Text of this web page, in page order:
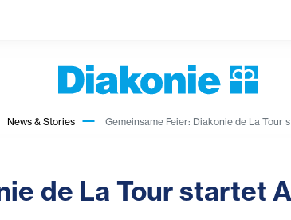
News & Stories Gemeinsame Feier: Diakonie de La Tour
de La Tour startet